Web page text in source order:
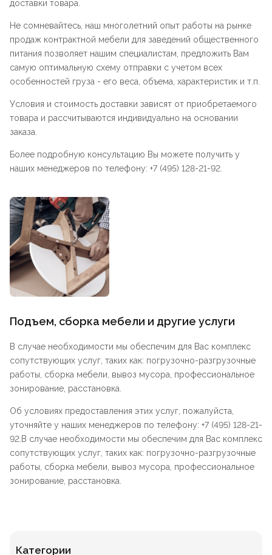
доставки товара.
Не сомневайтесь, наш многолетний опыт работы на рынке
продаж контрактной мебели для заведений общественного
питания позволяет нашим специалистам, предложить Вам
самую оптимальную схему отправки с учетом всех
особенностей груза - его веса, объема, характеристик и т.п.
Условия и стоимость доставки зависят от приобретаемого
товара и рассчитываются индивидуально на основании
заказа.
Более подробную консультацию Вы можете получить у
наших менеджеров по телефону: +7 (495) 128-21-92.
Подъем, сборка мебели и другие услуги
В случае необходимости мы обеспечим для Вас комплекс
сопутствующих услуг, таких как: погрузочно-разгрузочные
работы, сборка мебели, вывоз мусора, профессиональное
зонирование, расстановка.
Об условиях предоставления этих услуг, пожалуйста,
уточняйте у наших менеджеров по телефону: +7 (495) 128-21-
92.В случае необходимости мы обеспечим для Вас комплекс
сопутствующих услуг, таких как: погрузочно-разгрузочные
работы, сборка мебели, вывоз мусора, профессиональное
зонирование, расстановка.
Категории